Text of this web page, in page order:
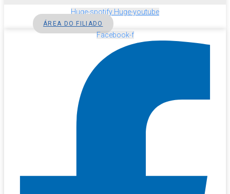
Huge-spotify Huge-youtube
ÁREA DO FILIADO
Facebook-f